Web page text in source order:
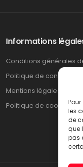
les
de
que
pas
Informations
Conditions générales
Politique de
Mentions légales
Politique de cookies